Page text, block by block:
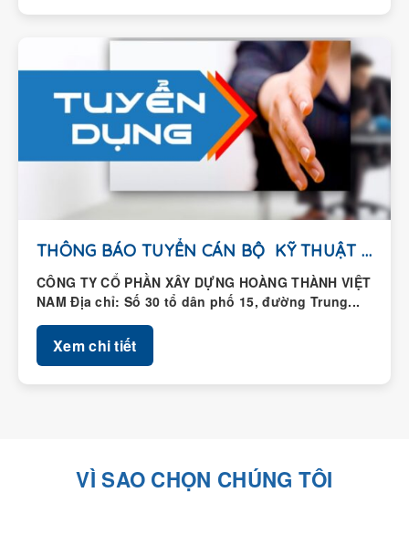
THÔNG BÁO TUYỂN CÁN BỘ KỸ THUẬT HIỆN...
CÔNG TY CỔ PHẦN XÂY DỰNG HOÀNG THÀNH VIỆT
NAM Địa chỉ: Số 30 tổ dân phố 15, đường Trung...
Xem chi tiết